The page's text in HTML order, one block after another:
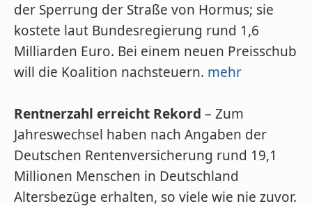
der Sperrung der Straße von Hormus; sie
kostete laut Bundesregierung rund 1,6
Milliarden Euro. Bei einem neuen Preisschub
will die Koalition nachsteuern. mehr
Rentnerzahl erreicht Rekord – Zum
Jahreswechsel haben nach Angaben der
Deutschen Rentenversicherung rund 19,1
Millionen Menschen in Deutschland
Altersbezüge erhalten, so viele wie nie zuvor.